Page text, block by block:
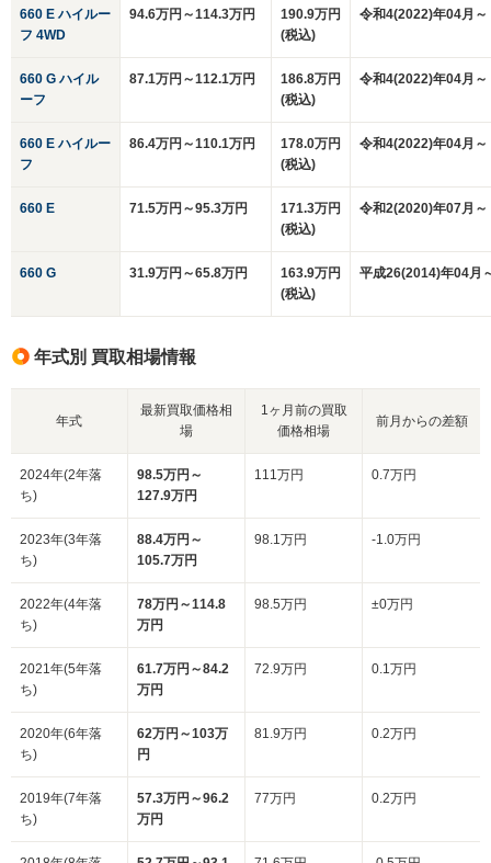
660 E ハイルー
フ 4WD
94.6万円～114.3万円
190.9万円
(税込)
令和4(2022)年04月～
660 G ハイル
ーフ
87.1万円～112.1万円
186.8万円
(税込)
令和4(2022)年04月～
660 E ハイルー
フ
86.4万円～110.1万円
178.0万円
(税込)
令和4(2022)年04月～
660 E 71.5万円～95.3万円
171.3万円
(税込)
令和2(2020)年07月～
660 G 31.9万円～65.8万円
163.9万円
(税込)
平成26(2014)年04月
年式別 買取相場情報
年式
最新買取価格相
場
1ヶ月前の買取
価格相場
前月からの差額
2024年(2年落
ち)
98.5万円～
127.9万円
111万円 0.7万円
2023年(3年落
ち)
88.4万円～
105.7万円
98.1万円 -1.0万円
2022年(4年落
ち)
78万円～114.8
万円
98.5万円 ±0万円
2021年(5年落
ち)
61.7万円～84.2
万円
72.9万円 0.1万円
2020年(6年落
ち)
62万円～103万
円
81.9万円 0.2万円
2019年(7年落
ち)
57.3万円～96.2
万円
77万円 0.2万円